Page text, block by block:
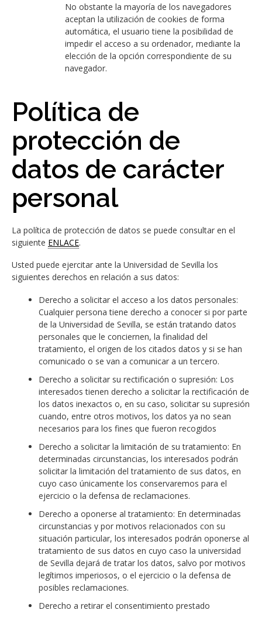
No obstante la mayoría de los navegadores
aceptan la utilización de cookies de forma
automática, el usuario tiene la posibilidad de
impedir el acceso a su ordenador, mediante la
elección de la opción correspondiente de su
navegador.
Política de
protección de
datos de carácter
personal
La política de protección de datos se puede consultar en el
siguiente ENLACE.
Usted puede ejercitar ante la Universidad de Sevilla los
siguientes derechos en relación a sus datos:
Derecho a solicitar el acceso a los datos personales:
Cualquier persona tiene derecho a conocer si por parte
de la Universidad de Sevilla, se están tratando datos
personales que le conciernen, la finalidad del
tratamiento, el origen de los citados datos y si se han
comunicado o se van a comunicar a un tercero.
Derecho a solicitar su rectificación o supresión: Los
interesados tienen derecho a solicitar la rectificación de
los datos inexactos o, en su caso, solicitar su supresión
cuando, entre otros motivos, los datos ya no sean
necesarios para los fines que fueron recogidos
Derecho a solicitar la limitación de su tratamiento: En
determinadas circunstancias, los interesados podrán
solicitar la limitación del tratamiento de sus datos, en
cuyo caso únicamente los conservaremos para el
ejercicio o la defensa de reclamaciones.
Derecho a oponerse al tratamiento: En determinadas
circunstancias y por motivos relacionados con su
situación particular, los interesados podrán oponerse al
tratamiento de sus datos en cuyo caso la universidad
de Sevilla dejará de tratar los datos, salvo por motivos
legítimos imperiosos, o el ejercicio o la defensa de
posibles reclamaciones.
Derecho a retirar el consentimiento prestado